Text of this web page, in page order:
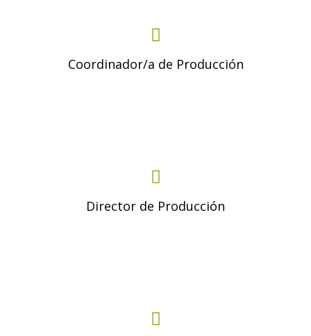
Coordinador/a de Producción
Director de Producción